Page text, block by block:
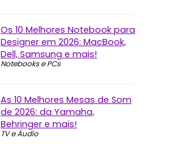
Os 10 Melhores Notebook para
Designer em 2026: MacBook,
Dell, Samsung e mais!
Notebooks e PCs
As 10 Melhores Mesas de Som
de 2026: da Yamaha,
Behringer e mais!
TV e Áudio